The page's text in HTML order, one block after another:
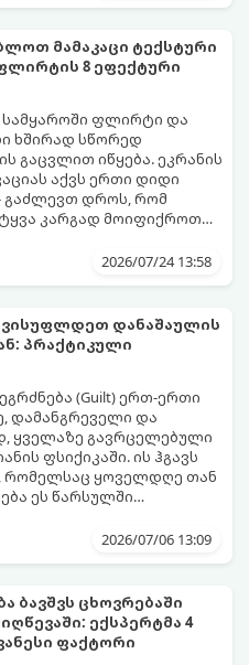
მამაკაცი ტექსტური
8 ეფექტური
ფლირტი და
ხშირად სწორედ
გაცვლით იწყება. ეკრანის
აქვს ერთი დიდი
გაძლევთ დროს, რომ
კარგად მოიფიქროთ
მოუთმენლად ელოდოს
2026/07/24 13:58
დანაშაულის
პრაქტიკული
(Guilt) ერთ-ერთი
დამანგრეველი და
ყველაზე გავრცელებული
ფსიქიკაში. ის ჰგავს
რომელსაც ყოველდღე თან
ეს წარსულში
წევრებისთვის
მოთხოვნები
შიგნიდან ფიტავს
მას აწმყოთი
აქვს თავისი
მორალური
როდესაც ეს ემოცია
იღებს, ის ნევროზულ,
იქცევა.
ფსიქოლოგიურ
როგორ დაამუშაოთ
2026/07/06 13:09
ბავშვს ცხოვრებაში
ექსპერტმა 4
ფაქტორი